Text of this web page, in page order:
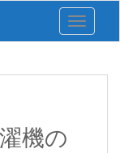
Toggle
機の